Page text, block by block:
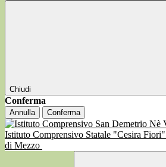
Chiudi
Conferma
Annulla Conferma
Istituto Comprensivo Statale "Cesira Fiori"
di Mezzo